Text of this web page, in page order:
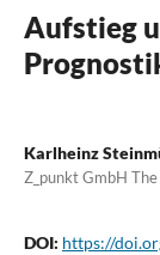
Aufstieg
Karlheinz
Z_punkt GmbH
DOI: https://